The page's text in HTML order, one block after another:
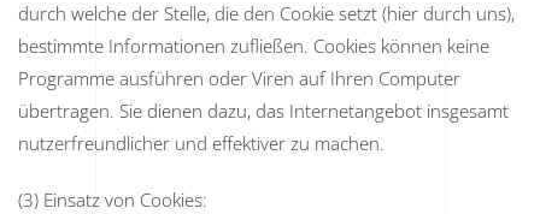
durch welche der Stelle, die den Cookie setzt (hier durch uns),
bestimmte Informationen zufließen. Cookies können keine
Programme ausführen oder Viren auf Ihren Computer
übertragen. Sie dienen dazu, das Internetangebot insgesamt
nutzerfreundlicher und effektiver zu machen.
(3) Einsatz von Cookies: